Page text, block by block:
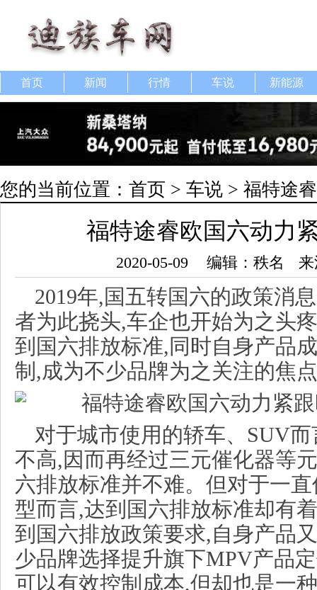
首页 新闻 行情 车说 新能源
您的当前位置： 首页 > 车说 > 福特途
福特途睿欧国六动力
2020-05-09 编辑：秩名
2019年,国五转国六的政策消
者为此挠头,车企也开始为之头
到国六排放标准,同时自身产品
制,成为不少品牌为之关注的焦
对于城市使用的轿车、SUV
不高,因而再经过三元催化器等
六排放标准并不难。但对于一
型而言,达到国六排放标准却有
到国六排放政策要求,自身产品
少品牌选择提升旗下MPV产品
可以有效控制成本,但却也是一